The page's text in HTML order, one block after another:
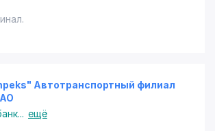
Автотранспортный филиал
... ещё